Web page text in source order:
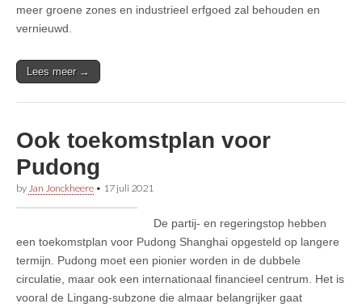
meer groene zones en industrieel erfgoed zal behouden en
vernieuwd.
Lees meer →
Ook toekomstplan voor
Pudong
by Jan Jonckheere • 17 juli 2021
De partij- en regeringstop hebben
een toekomstplan voor Pudong Shanghai opgesteld op langere
termijn. Pudong moet een pionier worden in de dubbele
circulatie, maar ook een internationaal financieel centrum. Het is
vooral de Lingang-subzone die almaar belangrijker gaat